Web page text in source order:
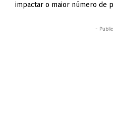
impactar o maior número de
-